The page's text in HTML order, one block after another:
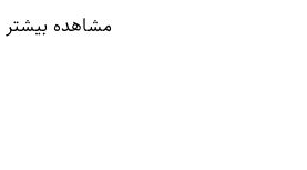
مشاهده بیشتر